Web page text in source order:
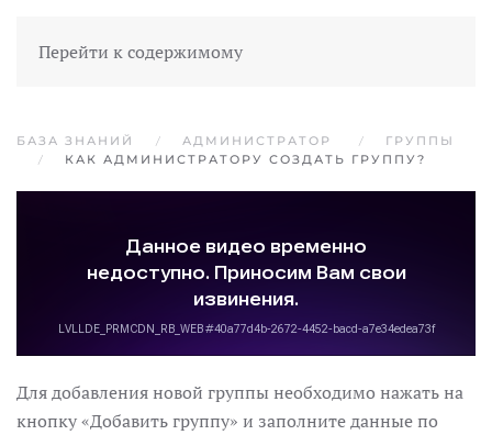
Перейти к содержимому
БАЗА ЗНАНИЙ АДМИНИСТРАТОР
ГРУППЫ
КАК АДМИНИСТРАТОРУ СОЗДАТЬ ГРУППУ?
Для добавления новой группы необходимо нажать на
кнопку «Добавить группу» и заполните данные по